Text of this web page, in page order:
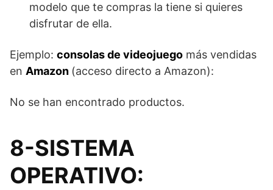
modelo que te compras la tiene si quieres
disfrutar de ella.
Ejemplo: consolas de videojuego más vendidas
en Amazon (acceso directo a Amazon):
No se han encontrado productos.
8-SISTEMA
OPERATIVO: